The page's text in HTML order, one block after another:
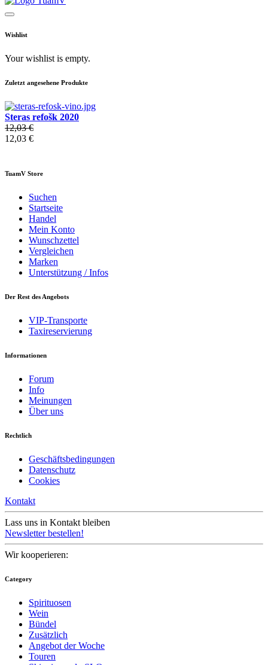
Wishlist
Your wishlist is empty.
Zuletzt angesehene Produkte
Steras refošk 2020
12,03 €
12,03 €
TuamV Store
Suchen
Startseite
Handel
Mein Konto
Wunschzettel
Vergleichen
Marken
Unterstützung / Infos
Der Rest des Angebots
VIP-Transporte
Taxireservierung
Informationen
Forum
Info
Meinungen
Über uns
Rechtlich
Geschäftsbedingungen
Datenschutz
Cookies
Kontakt
Lass uns in Kontakt bleiben
Newsletter bestellen!
Wir kooperieren:
Category
Spirituosen
Wein
Bündel
Zusätzlich
Angebot der Woche
Touren